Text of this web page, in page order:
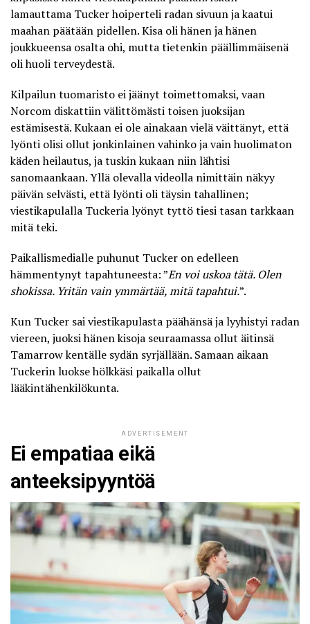
lamauttama Tucker hoiperteli radan sivuun ja kaatui
maahan päätään pidellen. Kisa oli hänen ja hänen
joukkueensa osalta ohi, mutta tietenkin päällimmäisenä
oli huoli terveydestä.
Kilpailun tuomaristo ei jäänyt toimettomaksi, vaan
Norcom diskattiin välittömästi toisen juoksijan
estämisestä. Kukaan ei ole ainakaan vielä väittänyt, että
lyönti olisi ollut jonkinlainen vahinko ja vain huolimaton
käden heilautus, ja tuskin kukaan niin lähtisi
sanomaankaan. Yllä olevalla videolla nimittäin näkyy
päivän selvästi, että lyönti oli täysin tahallinen;
viestikapulalla Tuckeria lyönyt tyttö tiesi tasan tarkkaan
mitä teki.
Paikallismedialle puhunut Tucker on edelleen
hämmentynyt tapahtuneesta: ”En voi uskoa tätä. Olen
shokissa. Yritän vain ymmärtää, mitä tapahtui.”.
Kun Tucker sai viestikapulasta päähänsä ja lyyhistyi radan
viereen, juoksi hänen kisoja seuraamassa ollut äitinsä
Tamarrow kentälle sydän syrjällään. Samaan aikaan
Tuckerin luokse hölkkäsi paikalla ollut
lääkintähenkilökunta.
ADVERTISEMENT
Ei empatiaa eikä
anteeksipyyntöä